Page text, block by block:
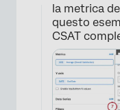
la metrica
questo
CSAT